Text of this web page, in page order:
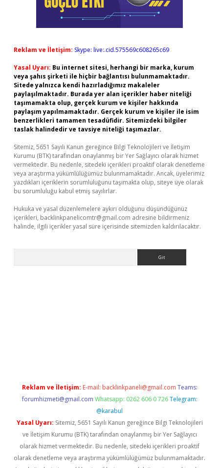
Reklam ve İletişim: Skype: live:.cid.575569c608265c69
Yasal Uyarı: Bu internet sitesi, herhangi bir marka, kurum
veya şahıs şirketi ile hiçbir bağlantısı bulunmamaktadır.
Sitede yalnızca kendi hazırladığımız makaleler
paylaşılmaktadır. Burada yer alan içerikler haber niteliği
taşımamakta olup, gerçek kurum ve kişiler hakkında
paylaşım yapılmamaktadır. Gerçek kurum ve kişiler ile isim
benzerlikleri tamamen tesadüfidir. Sitemizdeki bilgiler
taslak halindedir ve tavsiye niteliği taşımazlar.
Sitemiz, 5651 Sayılı Kanun gereğince Bilgi Teknolojileri ve İletişim
Kurumu (BTK) tarafından onaylanmış bir Yer Sağlayıcı olarak hizmet
vermektedir. Bu nedenle, sitedeki içerikleri proaktif olarak denetleme
veya araştırma yükümlülüğümüz bulunmamaktadır. Ancak, üyelerimiz
yazdıkları içeriklerin sorumluluğunu taşımakta olup, siteye üye olarak
bu sorumluluğu kabul etmiş sayılırlar.
Hukuka ve yasal düzenlemelere aykırı olduğunu düşündüğünüz
içerikleri, backlinkpanelicomtr@gmail.com adresine bildirmeniz
halinde, ilgili içerikler yasal süre içerisinde sitemizden kaldırılacaktır.
Reklam ve İletişim: E-mail: backlinkpaneli@gmail.com Teams:
forumhizmeti@gmail.com Whatsapp: 0262 606 0 726 Telegram:
@karabul
Yasal Uyarı: Sitemiz, 5651 Sayılı Kanun gereğince Bilgi Teknolojileri
ve İletişim Kurumu (BTK) tarafından onaylanmış bir Yer Sağlayıcı
olarak hizmet vermektedir. Bu nedenle, sitedeki içerikleri proaktif
olarak denetleme veya araştırma yükümlülüğümüz bulunmamaktadır.